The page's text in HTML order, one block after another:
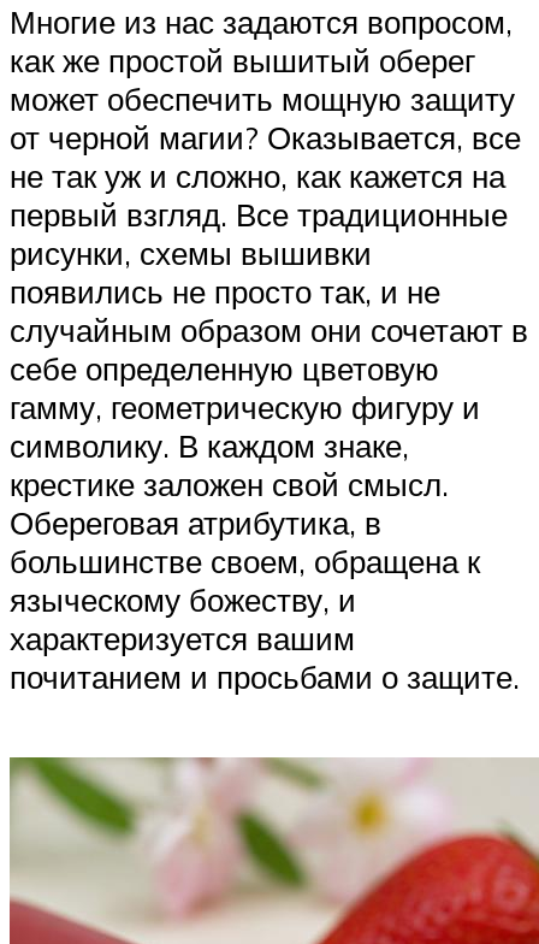
Многие из нас задаются вопросом,
как же простой вышитый оберег
может обеспечить мощную защиту
от черной магии? Оказывается, все
не так уж и сложно, как кажется на
первый взгляд. Все традиционные
рисунки, схемы вышивки
появились не просто так, и не
случайным образом они сочетают в
себе определенную цветовую
гамму, геометрическую фигуру и
символику. В каждом знаке,
крестике заложен свой смысл.
Обереговая атрибутика, в
большинстве своем, обращена к
языческому божеству, и
характеризуется вашим
почитанием и просьбами о защите.